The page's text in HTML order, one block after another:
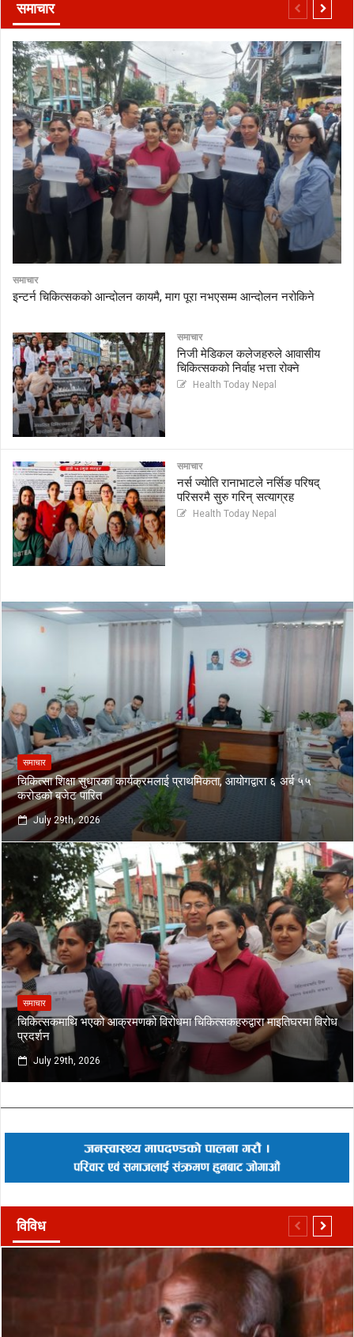
समाचार
समाचार
इन्टर्न चिकित्सकको आन्दोलन कायमै, माग पूरा नभएसम्म आन्दोलन नरोकिने
समाचार
निजी मेडिकल कलेजहरुले आवासीय
चिकित्सकको निर्वाह भत्ता रोक्ने
Health Today Nepal
समाचार
नर्स ज्योति रानाभाटले नर्सिङ परिषद्
परिसरमै सुरु गरिन् सत्याग्रह
Health Today Nepal
समाचार
चिकित्सा शिक्षा सुधारका कार्यक्रमलाई प्राथमिकता, आयोगद्वारा ६ अर्ब ५५
करोडको बजेट पारित
July 29th, 2026
समाचार
चिकित्सकमाथि भएको आक्रमणको विरोधमा चिकित्सकहरुद्वारा माइतिघरमा विरोध
प्रदर्शन
July 29th, 2026
विविध